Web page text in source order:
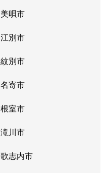
栄町(札幌)
栄町(札幌)
栄町(札幌)
栄町(札幌)
麻生
栄町(札幌)
栄町(札幌)
美唄市
江別市
紋別市
名寄市
根室市
滝川市
歌志内市